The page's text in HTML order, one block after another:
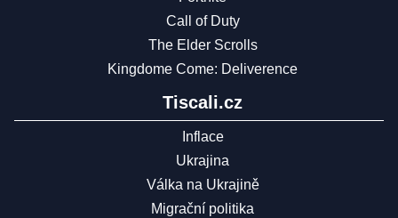
Call of Duty
The Elder Scrolls
Kingdome Come: Deliverence
Tiscali.cz
Inflace
Ukrajina
Válka na Ukrajině
Migrační politika